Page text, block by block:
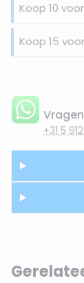
Koop 10 voor
Koop 15 voor
+31 5